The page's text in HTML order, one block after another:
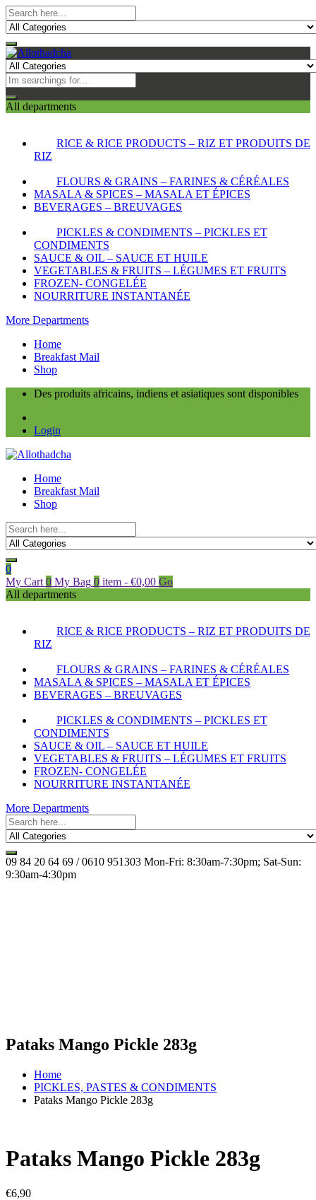
All departments
RICE & RICE PRODUCTS – RIZ ET PRODUITS DE
RIZ
FLOURS & GRAINS – FARINES & CÉRÉALES
MASALA & SPICES – MASALA ET ÉPICES
BEVERAGES – BREUVAGES
PICKLES & CONDIMENTS – PICKLES ET
CONDIMENTS
SAUCE & OIL – SAUCE ET HUILE
VEGETABLES & FRUITS – LÉGUMES ET FRUITS
FROZEN- CONGELÉE
NOURRITURE INSTANTANÉE
More Departments
Home
Breakfast Mail
Shop
Des produits africains, indiens et asiatiques sont disponibles
Login
Home
Breakfast Mail
Shop
0
My Cart 0 My Bag 0 item - €0,00 Go
All departments
RICE & RICE PRODUCTS – RIZ ET PRODUITS DE
RIZ
FLOURS & GRAINS – FARINES & CÉRÉALES
MASALA & SPICES – MASALA ET ÉPICES
BEVERAGES – BREUVAGES
PICKLES & CONDIMENTS – PICKLES ET
CONDIMENTS
SAUCE & OIL – SAUCE ET HUILE
VEGETABLES & FRUITS – LÉGUMES ET FRUITS
FROZEN- CONGELÉE
NOURRITURE INSTANTANÉE
More Departments
09 84 20 64 69 / 0610 951303 Mon-Fri: 8:30am-7:30pm; Sat-Sun:
9:30am-4:30pm
Pataks Mango Pickle 283g
Home
PICKLES, PASTES & CONDIMENTS
Pataks Mango Pickle 283g
Pataks Mango Pickle 283g
€6,90